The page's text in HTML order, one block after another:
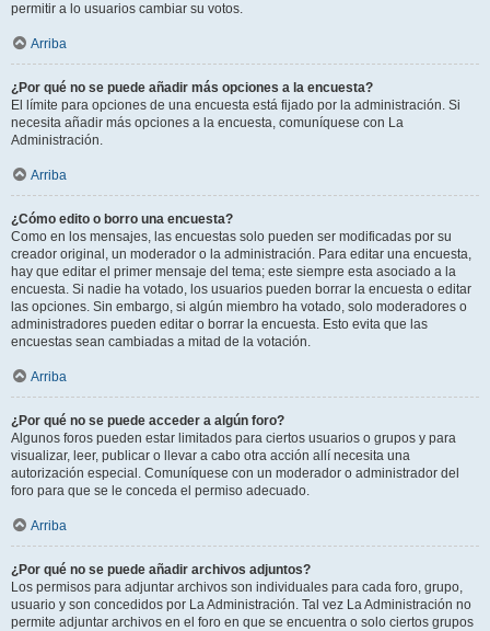
permitir a lo usuarios cambiar su votos.
Arriba
¿Por qué no se puede añadir más opciones a la encuesta?
El límite para opciones de una encuesta está fijado por la administración. Si
necesita añadir más opciones a la encuesta, comuníquese con La
Administración.
Arriba
¿Cómo edito o borro una encuesta?
Como en los mensajes, las encuestas solo pueden ser modificadas por su
creador original, un moderador o la administración. Para editar una encuesta,
hay que editar el primer mensaje del tema; este siempre esta asociado a la
encuesta. Si nadie ha votado, los usuarios pueden borrar la encuesta o editar
las opciones. Sin embargo, si algún miembro ha votado, solo moderadores o
administradores pueden editar o borrar la encuesta. Esto evita que las
encuestas sean cambiadas a mitad de la votación.
Arriba
¿Por qué no se puede acceder a algún foro?
Algunos foros pueden estar limitados para ciertos usuarios o grupos y para
visualizar, leer, publicar o llevar a cabo otra acción allí necesita una
autorización especial. Comuníquese con un moderador o administrador del
foro para que se le conceda el permiso adecuado.
Arriba
¿Por qué no se puede añadir archivos adjuntos?
Los permisos para adjuntar archivos son individuales para cada foro, grupo,
usuario y son concedidos por La Administración. Tal vez La Administración no
permite adjuntar archivos en el foro en que se encuentra o solo ciertos grupos